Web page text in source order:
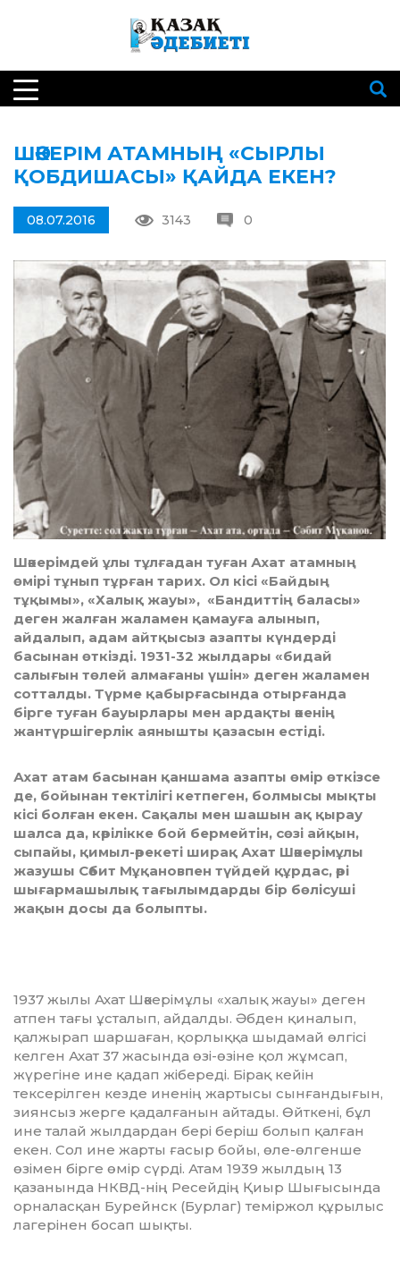
ШӘКЕРІМ АТАМНЫҢ «СЫРЛЫ
ҚОБДИШАСЫ» ҚАЙДА ЕКЕН?
08.07.2016 3143 0
Шәкерімдей ұлы тұлғадан туған Ахат атамның
өмірі тұнып тұрған тарих. Ол кісі «Байдың
тұқымы», «Халық жауы», «Бандиттің баласы»
деген жалған жаламен қамауға алынып,
айдалып, адам айтқысыз азапты күндерді
басынан өткізді. 1931-32 жылдары «бидай
салығын төлей алмағаны үшін» деген жаламен
сотталды. Түрме қабырғасында отырғанда
бірге туған бауырлары мен ардақты әкенің
жантүршігерлік аянышты қазасын естіді.
Ахат атам басынан қаншама азапты өмір өткізсе
де, бойынан тектілігі кетпеген, болмысы мықты
кісі болған екен. Сақалы мен шашын ақ қырау
шалса да, кәрілікке бой бермейтін, сөзі айқын,
сыпайы, қимыл-әрекеті ширақ Ахат Шәкерімұлы
жазушы Сәбит Мұқановпен түйдей құрдас, әрі
шығармашылық тағылымдарды бір бөлісуші
жақын досы да болыпты.
1937 жылы Ахат Шәкерімұлы «халық жауы» деген
ат­пен тағы ұсталып, айдалды. Әбден қиналып,
қалжырап шар­шаған, қорлыққа шыдамай өлгісі
келген Ахат 37 жа­сында өзі-өзіне қол жұмсап,
жүрегіне ине қадап жібереді. Бі­рақ кейін
тексерілген кезде иненің жартысы сын­ған­ды­ғын,
зиянсыз жерге қадалғанын айтады. Өйткені, бұл
ине талай жылдардан бері беріш болып қалған
екен. Сол ине жарты ғасыр бойы, өле-өлгенше
өзімен бірге өмір сүр­ді. Атам 1939 жылдың 13
қазанында НКВД-нің Ре­сей­дің Қиыр Шы­ғысында
орналасқан Бурейнск (Бурлаг) те­міржол құрылыс
лагерінен босап шықты.